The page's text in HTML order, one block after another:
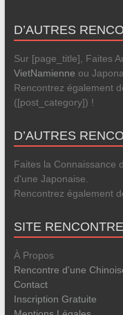
D’AUTRES
Sur [page_title], Faites
VietNamienne ou
Rencontrez également
([post_category]) !
D’AUTRES
Faites la Connaissance
d'une Japonaise.
Rencontrez également
SITE
À Propos
Rencontre d'une
Contact
Inscription Gratuite